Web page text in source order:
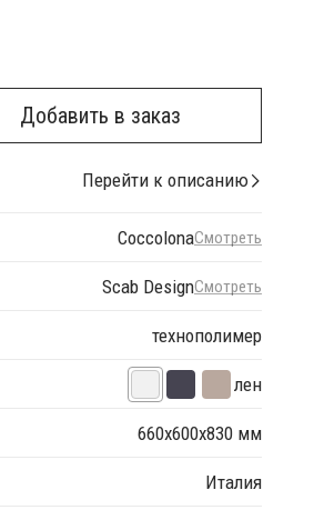
Добавить в заказ
Перейти к описанию
CoccolonaСмотреть
Scab DesignСмотреть
технополимер
лен
660х600х830 мм
Италия